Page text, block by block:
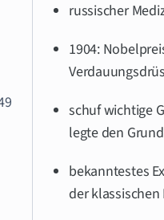
russischer
1904:
schuf wichtige
legte den
bekanntestes
der